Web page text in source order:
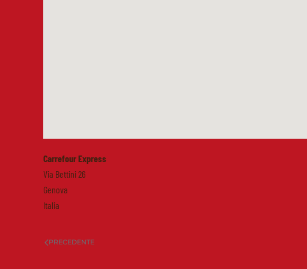
Carrefour Express
Via Bettini 26
Genova
Italia
PRECEDENTE